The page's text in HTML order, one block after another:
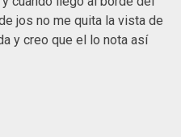
jos no me quita la vista de
y creo que el lo nota así